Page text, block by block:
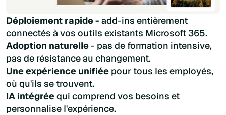
Déploiement rapide - add-ins entièrement
connectés à vos outils existants Microsoft 365.
Adoption naturelle- pas de formation intensive,
pas de résistance au changement.
Une expérience unifiée pour tous les employés,
où qu'ils se trouvent.
IA intégréequi comprend vos besoins et
personnalise l'expérience.